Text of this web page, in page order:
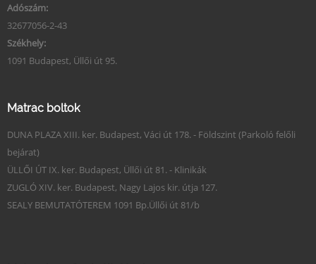
Adószám:
32677056-2-43
Székhely:
1091 Budapest, Üllői út 95.
Matrac boltok
DUNA PLAZA XIII. ker. Budapest, Váci út 178. - Földszint (Parkoló felőli
bejárat)
ÜLLŐI ÚT IX. ker. Budapest, Üllői út 81. - Klinikák
ZUGLÓ XIV. ker. Budapest, Nagy Lajos kir. útja 127.
SEALY BEMUTATÓTEREM 1091 Bp.Üllői út 81/b